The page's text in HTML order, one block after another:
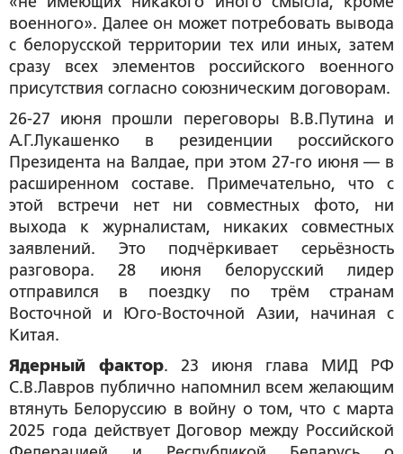
военного». Далее он может потребовать вывода
с белорусской территории тех или иных, затем
сразу всех элементов российского военного
присутствия согласно союзническим договорам.
26-27 июня прошли переговоры В.В.Путина и
А.Г.Лукашенко в резиденции российского
Президента на Валдае, при этом 27-го июня — в
расширенном составе. Примечательно, что с
этой встречи нет ни совместных фото, ни
выхода к журналистам, никаких совместных
заявлений. Это подчёркивает серьёзность
разговора. 28 июня белорусский лидер
отправился в поездку по трём странам
Восточной и Юго-Восточной Азии, начиная с
Китая.
Ядерный фактор. 23 июня глава МИД РФ
С.В.Лавров публично напомнил всем желающим
втянуть Белоруссию в войну о том, что с марта
2025 года действует Договор между Российской